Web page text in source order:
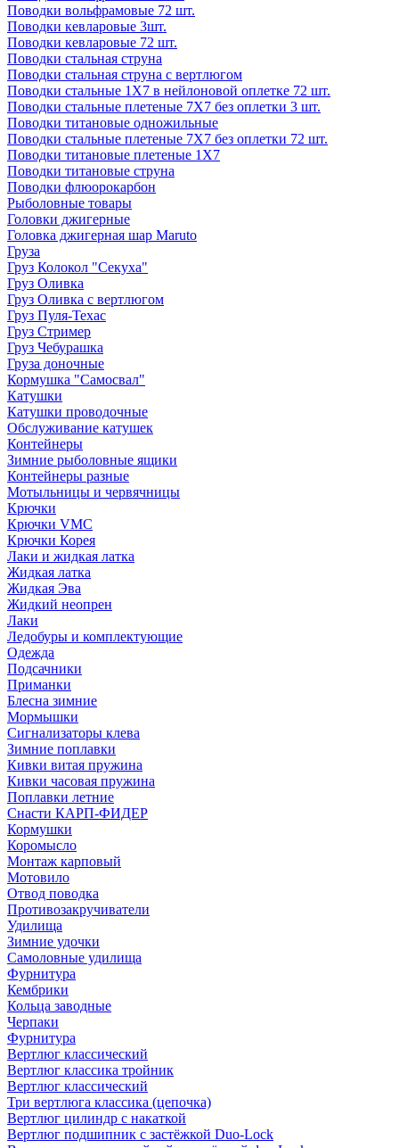
Поводки вольфрамовые 72 шт.
Поводки кевларовые 3шт.
Поводки кевларовые 72 шт.
Поводки стальная струна
Поводки стальная струна с вертлюгом
Поводки стальные 1X7 в нейлоновой оплетке 72 шт.
Поводки стальные плетеные 7X7 без оплетки 3 шт.
Поводки титановые одножильные
Поводки стальные плетеные 7X7 без оплетки 72 шт.
Поводки титановые плетеные 1X7
Поводки титановые струна
Поводки флюорокарбон
Рыболовные товары
Головки джигерные
Головка джигерная шар Maruto
Груза
Груз Колокол "Секуха"
Груз Оливка
Груз Оливка с вертлюгом
Груз Пуля-Техас
Груз Стример
Груз Чебурашка
Груза доночные
Кормушка "Самосвал"
Катушки
Катушки проводочные
Обслуживание катушек
Контейнеры
Зимние рыболовные ящики
Контейнеры разные
Мотыльницы и червячницы
Крючки
Крючки VMC
Крючки Корея
Лаки и жидкая латка
Жидкая латка
Жидкая Эва
Жидкий неопрен
Лаки
Ледобуры и комплектующие
Одежда
Подсачники
Приманки
Блесна зимние
Мормышки
Сигнализаторы клева
Зимние поплавки
Кивки витая пружина
Кивки часовая пружина
Поплавки летние
Снасти КАРП-ФИДЕР
Кормушки
Коромысло
Монтаж карповый
Мотовило
Отвод поводка
Противозакручиватели
Удилища
Зимние удочки
Самоловные удилища
Фурнитура
Кембрики
Кольца заводные
Черпаки
Фурнитура
Вертлюг классический
Вертлюг классика тройник
Вертлюг классический
Три вертлюга классика (цепочка)
Вертлюг цилиндр с накаткой
Вертлюг подшипник с застёжкой Duo-Lock